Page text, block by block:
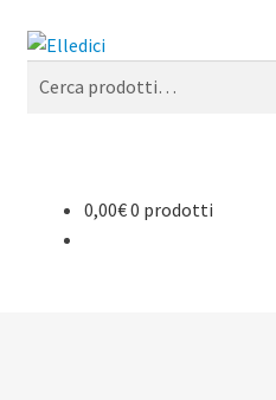
Vai
navigazione
Vai
contenuto
Cerca
Libreria Online
0,00€0 prodotti